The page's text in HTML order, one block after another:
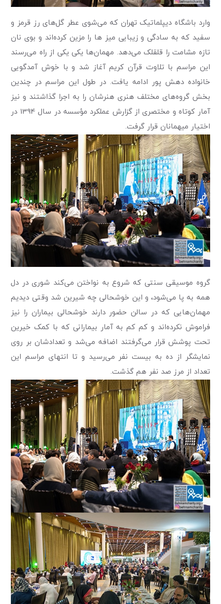
وارد باشگاه دیپلماتیک تهران که می‌شوی عطر گل‌های رز قرمز و
سفید که به سادگی و زیبایی میز ها را مزین کرده‌اند و بوی نان
تازه مشامت را قلقلک می‌دهد. مهمان‌ها یکی یکی از راه می‌رسند
این مراسم با تلاوت قرآن کریم آغاز شد و با خوش آمدگویی
خانواده دهش پور ادامه یافت. در طول این مراسم در چندین
بخش گروه‌های مختلف هنری هنرشان را به اجرا گذاشتند و نیز
آمار کوتاه و مختصری از گزارش عملکرد مؤسسه در سال 1394 در
اختیار میهمانان قرار گرفت.
گروه موسیقی سنتی که شروع به نواختن می‌کند شوری در دل
همه به پا می‌شود، و این خوشحالی چه شیرین شد وقتی ‌دیدیم
مهمان‌هایی که در سالن حضور دارند خوشحالی بیماران را نیز
فراموش نکرده‌اند و کم کم به آمار بیمارانی که با کمک خیرین
تحت پوشش قرار می‌گرفتند اضافه می‌شد و تعدادشان بر روی
نمایشگر از ده به بیست نفر می‌رسید و تا انتهای مراسم این
تعداد از مرز صد نفر هم گذشت.